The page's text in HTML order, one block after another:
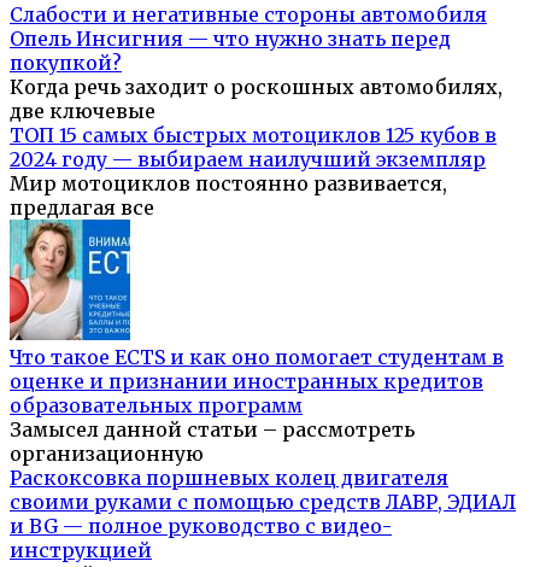
Слабости и негативные стороны автомобиля
Опель Инсигния — что нужно знать перед
покупкой?
Когда речь заходит о роскошных автомобилях,
две ключевые
ТОП 15 самых быстрых мотоциклов 125 кубов в
2024 году — выбираем наилучший экземпляр
Мир мотоциклов постоянно развивается,
предлагая все
Что такое ECTS и как оно помогает студентам в
оценке и признании иностранных кредитов
образовательных программ
Замысел данной статьи – рассмотреть
организационную
Раскоксовка поршневых колец двигателя
своими руками с помощью средств ЛАВР, ЭДИАЛ
и BG — полное руководство с видео-
инструкцией